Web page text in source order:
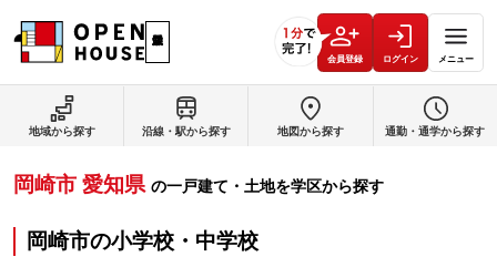
会員登録 ログイン メニュー
地域から探す 沿線・駅から探す 地図から探す 通勤・通学から探す
岡崎市 愛知県 の一戸建て・土地を学区から探す
岡崎市の小学校・中学校